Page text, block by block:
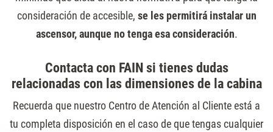
consideración de accesible, se les permitirá instalar un
ascensor, aunque no tenga esa consideración.
Contacta con FAIN si tienes dudas
relacionadas con las dimensiones de la cabina
Recuerda que nuestro Centro de Atención al Cliente está a
tu completa disposición en el caso de que tengas cualquier